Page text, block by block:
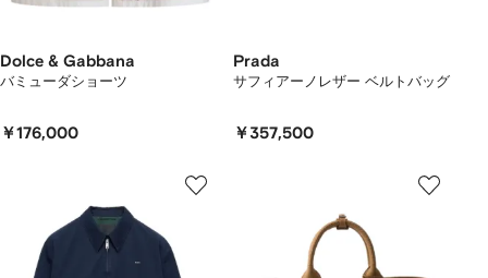
Dolce & Gabbana
バミューダショーツ
￥176,000
Prada
サフィアーノレザー ベルトバッグ
￥357,500